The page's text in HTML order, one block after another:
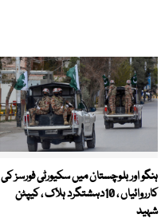
ہنگو اور بلوچستان میں سکیورٹی فورسز کی
کارروائیاں ، 10دہشتگرد ہلاک ، کیپٹن
شہید